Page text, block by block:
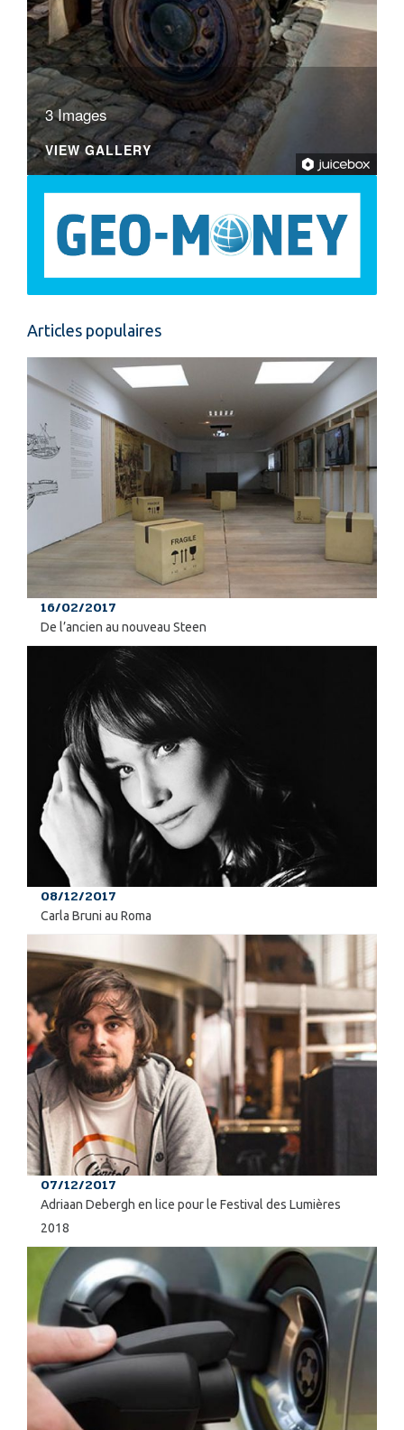
3 Images
VIEW GALLERY
Articles populaires
16/02/2017
De l’ancien au nouveau Steen
08/12/2017
Carla Bruni au Roma
07/12/2017
Adriaan Debergh en lice pour le Festival des Lumières
2018